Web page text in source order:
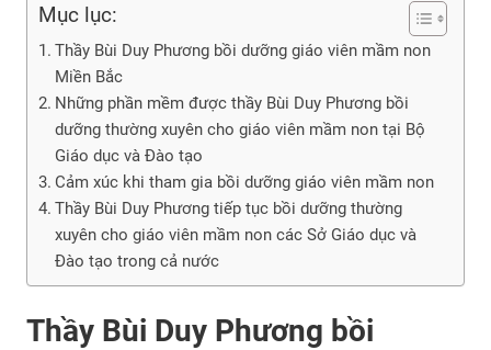
Mục lục:
Thầy Bùi Duy Phương bồi dưỡng giáo viên mầm non
Miền Bắc
Những phần mềm được thầy Bùi Duy Phương bồi
dưỡng thường xuyên cho giáo viên mầm non tại Bộ
Giáo dục và Đào tạo
Cảm xúc khi tham gia bồi dưỡng giáo viên mầm non
Thầy Bùi Duy Phương tiếp tục bồi dưỡng thường
xuyên cho giáo viên mầm non các Sở Giáo dục và
Đào tạo trong cả nước
Thầy Bùi Duy Phương bồi